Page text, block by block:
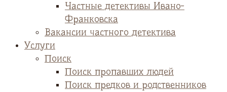
Частные детективы Ивано-
Франковска
Вакансии частного детектива
Услуги
Поиск
Поиск пропавших людей
Поиск предков и родственников